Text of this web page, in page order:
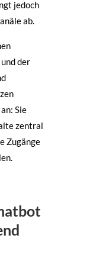
jedoch
ab.
der
Sie
zentral
Zugänge